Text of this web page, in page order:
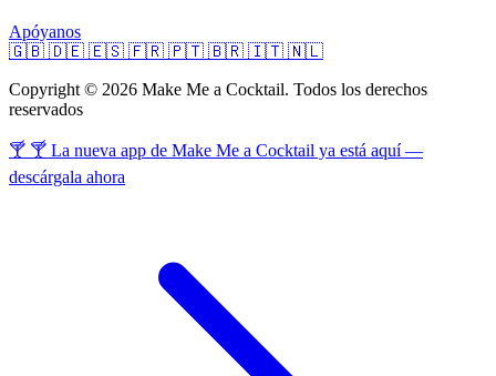
Apóyanos
🇬🇧 🇩🇪 🇪🇸 🇫🇷 🇵🇹 🇧🇷 🇮🇹 🇳🇱
Copyright © 2026 Make Me a Cocktail. Todos los derechos
reservados
🍸 🍸 La nueva app de Make Me a Cocktail ya está aquí —
descárgala ahora